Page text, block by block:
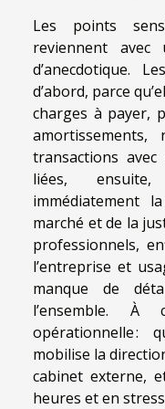
Les points
reviennent
d’anecdotique.
d’abord, parce
charges à payer,
transactions
liées,
immédiatement
marché et de la
professionnels,
l’entreprise et
manque de
l’ensemble. À
opérationnelle :
mobilise la
cabinet externe,
heures et en